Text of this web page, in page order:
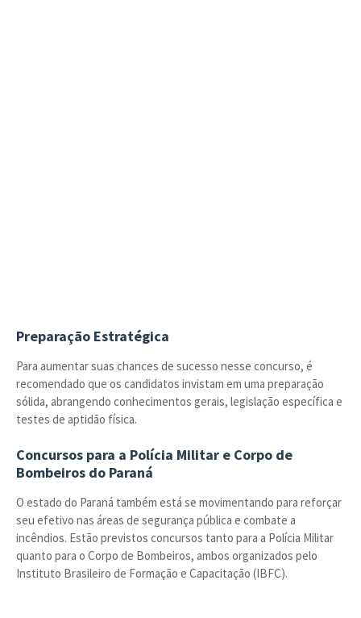
Preparação Estratégica
Para aumentar suas chances de sucesso nesse concurso, é
recomendado que os candidatos invistam em uma preparação
sólida, abrangendo conhecimentos gerais, legislação específica e
testes de aptidão física.
Concursos para a Polícia Militar e Corpo de
Bombeiros do Paraná
O estado do Paraná também está se movimentando para reforçar
seu efetivo nas áreas de segurança pública e combate a
incêndios. Estão previstos concursos tanto para a Polícia Militar
quanto para o Corpo de Bombeiros, ambos organizados pelo
Instituto Brasileiro de Formação e Capacitação (IBFC).